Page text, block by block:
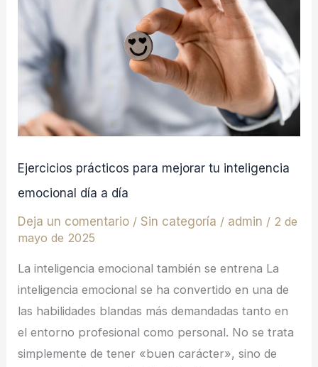
Ejercicios prácticos para mejorar tu inteligencia
emocional día a día
Deja un comentario / Sin categoría / admin / 2 de
mayo de 2025
La inteligencia emocional también se entrena La
inteligencia emocional se ha convertido en una de
las habilidades blandas más demandadas tanto en
el entorno profesional como personal. No se trata
simplemente de tener «buen carácter», sino de
mejorar
inteligencia
emocional
a